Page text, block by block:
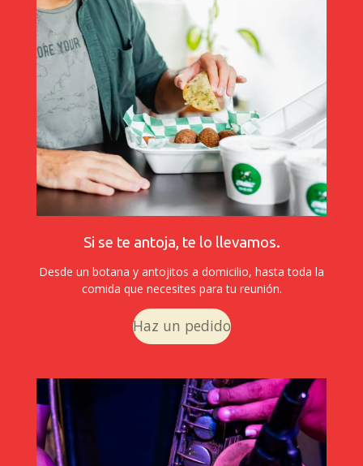
Si se te antoja, te lo llevamos.
Desde un botana y antojitos a domicilio, hasta toda la
comida que necesites para tu reunión.
Haz un pedido